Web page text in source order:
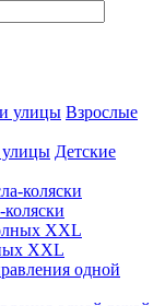
Взрослые
Детские
XXL